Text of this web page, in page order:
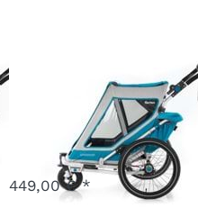
Speedkid1
Q-SK1-21-P
Vergriffen
449,00 € *